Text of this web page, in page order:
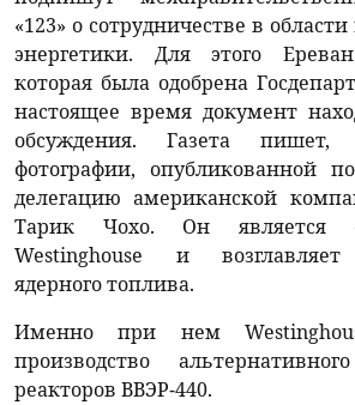
«123» о сотрудничестве в
энергетики. Для этого
которая была одобрена
настоящее время документ
обсуждения. Газета
фотографии, опубликованной
делегацию американской
Тарик Чохо. Он является
Westinghouse и возглавляет
ядерного топлива.
Именно при нем
производство
реакторов ВВЭР-440.